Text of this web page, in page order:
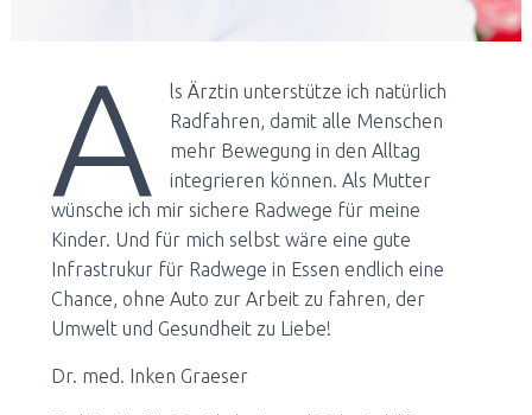
A
ls Ärztin unterstütze ich natürlich
Radfahren, damit alle Menschen
mehr Bewegung in den Alltag
integrieren können. Als Mutter
wünsche ich mir sichere Radwege für meine
Kinder. Und für mich selbst wäre eine gute
Infrastrukur für Radwege in Essen endlich eine
Chance, ohne Auto zur Arbeit zu fahren, der
Umwelt und Gesundheit zu Liebe!
Dr. med. Inken Graeser